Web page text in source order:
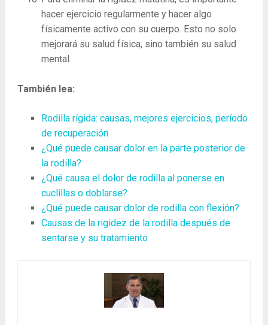
hacer ejercicio regularmente y hacer algo
físicamente activo con su cuerpo. Esto no solo
mejorará su salud física, sino también su salud
mental.
También lea:
Rodilla rígida: causas, mejores ejercicios, período
de recuperación
¿Qué puede causar dolor en la parte posterior de
la rodilla?
¿Qué causa el dolor de rodilla al ponerse en
cuclillas o doblarse?
¿Qué puede causar dolor de rodilla con flexión?
Causas de la rigidez de la rodilla después de
sentarse y su tratamiento